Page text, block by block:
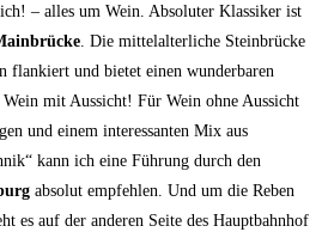
– alles um Wein. Absoluter Klassiker ist
. Die mittelalterliche Steinbrücke
flankiert und bietet einen wunderbaren
mit Aussicht! Für Wein ohne Aussicht
und einem interessanten Mix aus
kann ich eine Führung durch den
absolut empfehlen. Und um die Reben
es auf der anderen Seite des Hauptbahnhof